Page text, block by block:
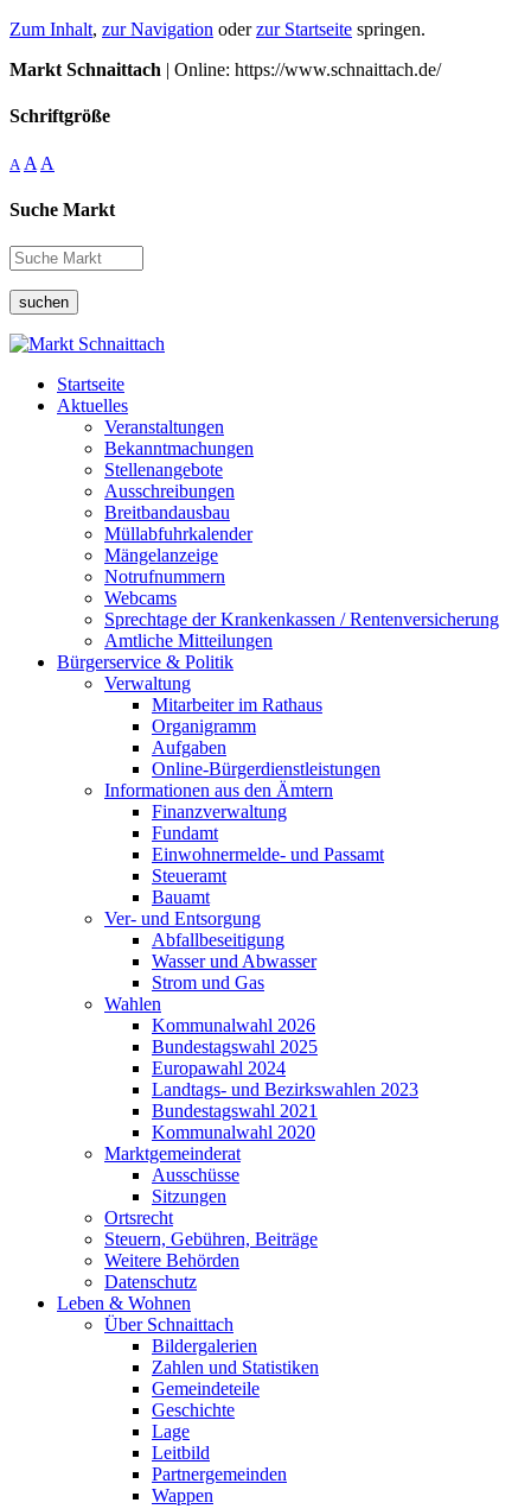
Zum Inhalt, zur Navigation oderzur Startseite springen.
Markt Schnaittach | Online: https://www.schnaittach.de/
Schriftgröße
A A A
Suche Markt
suchen
Startseite
Aktuelles
Veranstaltungen
Bekanntmachungen
Stellenangebote
Ausschreibungen
Breitbandausbau
Müllabfuhrkalender
Mängelanzeige
Notrufnummern
Webcams
Sprechtage der Krankenkassen / Rentenversicherung
Amtliche Mitteilungen
Bürgerservice & Politik
Verwaltung
Mitarbeiter im Rathaus
Organigramm
Aufgaben
Online-Bürgerdienstleistungen
Informationen aus den Ämtern
Finanzverwaltung
Fundamt
Einwohnermelde- und Passamt
Steueramt
Bauamt
Ver- und Entsorgung
Abfallbeseitigung
Wasser und Abwasser
Strom und Gas
Wahlen
Kommunalwahl 2026
Bundestagswahl 2025
Europawahl 2024
Landtags- und Bezirkswahlen 2023
Bundestagswahl 2021
Kommunalwahl 2020
Marktgemeinderat
Ausschüsse
Sitzungen
Ortsrecht
Steuern, Gebühren, Beiträge
Weitere Behörden
Datenschutz
Leben & Wohnen
Über Schnaittach
Bildergalerien
Zahlen und Statistiken
Gemeindeteile
Geschichte
Lage
Leitbild
Partnergemeinden
Wappen